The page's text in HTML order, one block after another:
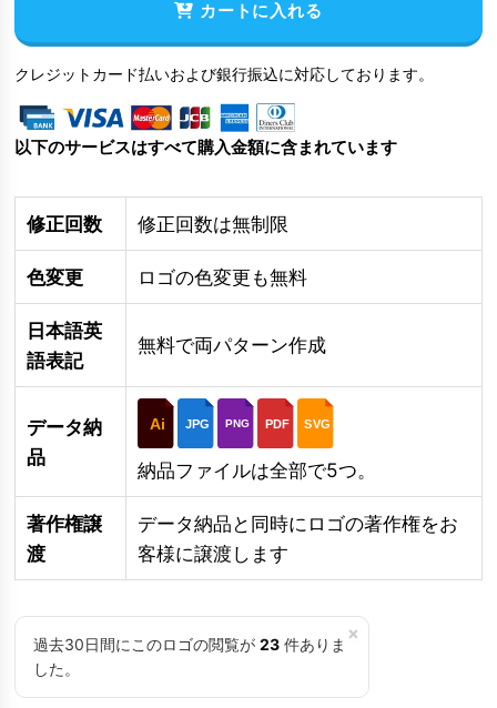
カートに入れる
クレジットカード払いおよび銀行振込に対応しております。
以下のサービスはすべて購入金額に含まれています
修正回数 修正回数は無制限
色変更 ロゴの色変更も無料
日本語英
語表記
無料で両パターン作成
データ納
品
Ai JPG PNG PDF SVG
納品ファイルは全部で5つ。
著作権譲
渡
データ納品と同時にロゴの著作権をお
客様に譲渡します
×
過去30日間にこのロゴの閲覧が 23 件ありま
した。